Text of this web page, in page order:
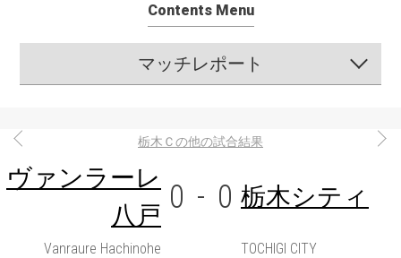
Contents Menu
マッチレポート
栃木Ｃの他の試合結果
ヴァンラーレ
八戸 0 - 0 栃木シティ
Vanraure Hachinohe
TOCHIGI CITY